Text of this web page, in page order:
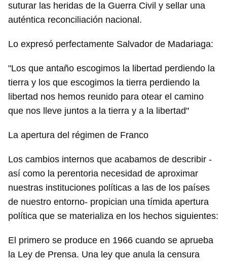
Para poder guardar como favorito, primero has de
iniciar sesión con tu cuenta de 14ymedio.
suturar las heridas de la Guerra Civil y sellar una
auténtica reconciliación nacional.
Lo expresó perfectamente Salvador de Madariaga:
"Los que antaño escogimos la libertad perdiendo la
tierra y los que escogimos la tierra perdiendo la
libertad nos hemos reunido para otear el camino
que nos lleve juntos a la tierra y a la libertad"
La apertura del régimen de Franco
Los cambios internos que acabamos de describir -
así como la perentoria necesidad de aproximar
nuestras instituciones políticas a las de los países
de nuestro entorno- propician una tímida apertura
política que se materializa en los hechos siguientes:
El primero se produce en 1966 cuando se aprueba
la Ley de Prensa. Una ley que anula la censura